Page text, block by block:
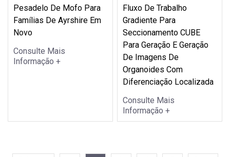
Pesadelo De Mofo Para
Famílias De Ayrshire Em
Novo
Consulte Mais
Informação +
Fluxo De Trabalho
Gradiente Para
Seccionamento CUBE
Para Geração E Geração
De Imagens De
Organoides Com
Diferenciação Localizada
Consulte Mais
Informação +